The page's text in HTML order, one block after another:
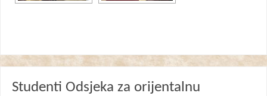
Studenti Odsjeka za orijentalnu